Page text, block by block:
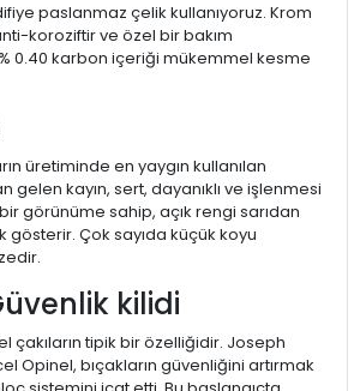
paslanmaz çelik kullanıyoruz. Krom
koroziftir ve özel bir bakım
0.40 karbon içeriği mükemmel kesme
üretiminde en yaygın kullanılan
gelen kayın, sert, dayanıklı ve işlenmesi
görünüme sahip, açık rengi sarıdan
Çok sayıda küçük koyu
kilidi
çakıların tipik bir özelliğidir. Joseph
Opinel, bıçakların güvenliğini artırmak